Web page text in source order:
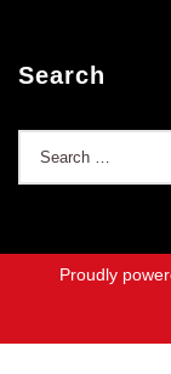
Search
Proudly